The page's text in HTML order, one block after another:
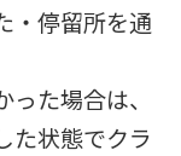
・停留所を通
た場合は、
た状態でクラ